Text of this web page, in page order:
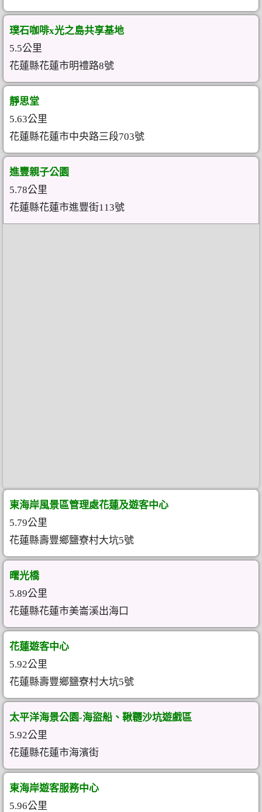
璞石咖啡x光之島共享基地
5.5公里
花蓮縣花蓮市明禮路8號
靜思堂
5.63公里
花蓮縣花蓮市中央路三段703號
進豐親子公園
5.78公里
花蓮縣花蓮市進豐街113號
東海岸風景區管理處花蓮及遊客中心
5.79公里
花蓮縣壽豐鄉鹽寮村大坑5號
曙光橋
5.89公里
花蓮縣花蓮市美崙溪出海口
花蓮遊客中心
5.92公里
花蓮縣壽豐鄉鹽寮村大坑5號
太平洋海景公園-海盜船、鞦韆沙坑遊戲區
5.92公里
花蓮縣花蓮市海濱街
東海岸遊客服務中心
5.96公里